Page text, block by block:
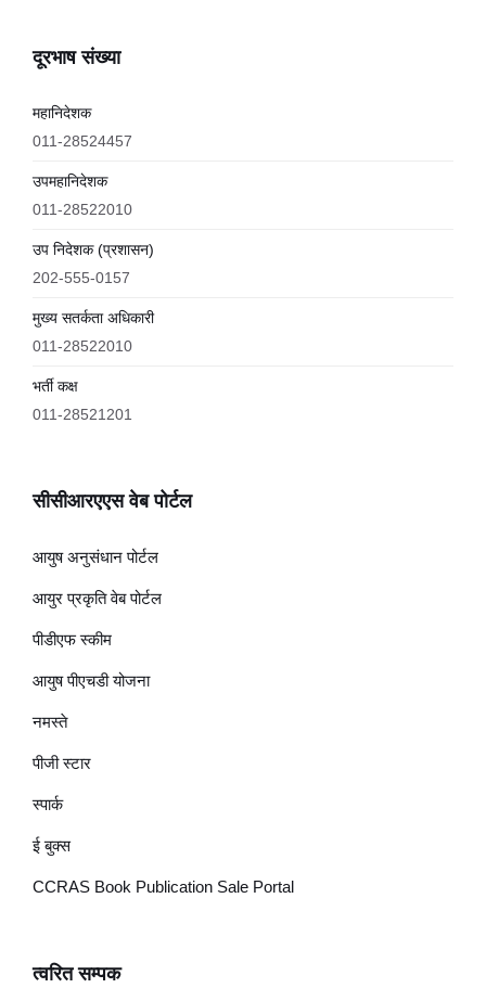
दूरभाष संख्या
महानिदेशक
011-28524457
उपमहानिदेशक
011-28522010
उप निदेशक (प्रशासन)
202-555-0157
मुख्य सतर्कता अधिकारी
011-28522010
भर्ती कक्ष
011-28521201
सीसीआरएएस वेब पोर्टल
आयुष अनुसंधान पोर्टल
आयुर प्रकृति वेब पोर्टल
पीडीएफ स्कीम
आयुष पीएचडी योजना
नमस्ते
पीजी स्टार
स्पार्क
ई बुक्स
CCRAS Book Publication Sale Portal
त्वरित सम्पक